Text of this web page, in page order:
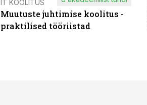
IT KOOLITUS
Muutuste juhtimise koolitus -
praktilised tööriistad